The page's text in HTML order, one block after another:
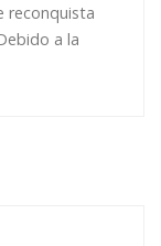
reconquista
a la